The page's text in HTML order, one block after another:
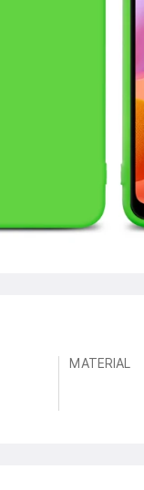
MATERIAL